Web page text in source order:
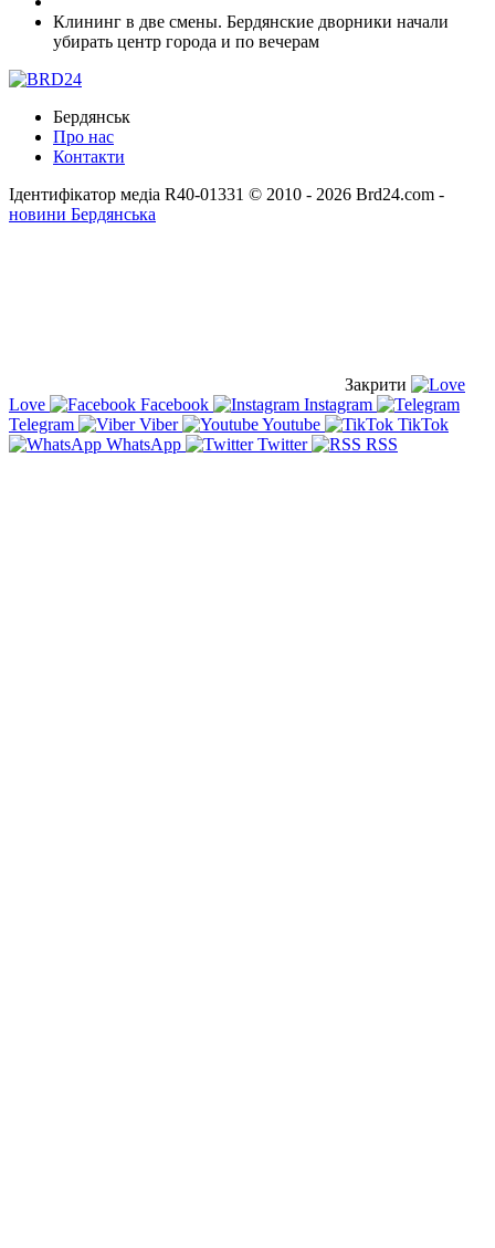
Клининг в две смены. Бердянские дворники начали
убирать центр города и по вечерам
Бердянськ
Про нас
Контакти
Ідентифікатор медіа R40-01331 © 2010 - 2026 Brd24.com -
новини Бердянська
Закрити
Love
Facebook
Instagram
Telegram
Viber Youtube
TikTok
WhatsApp
Twitter RSS